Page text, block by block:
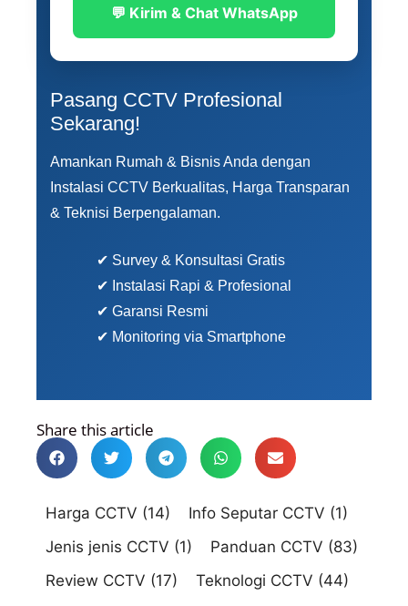
Pasang CCTV Profesional
Sekarang!
Amankan Rumah & Bisnis Anda dengan
Instalasi CCTV Berkualitas, Harga Transparan
& Teknisi Berpengalaman.
✔ Survey & Konsultasi Gratis
✔ Instalasi Rapi & Profesional
✔ Garansi Resmi
✔ Monitoring via Smartphone
💬 Kirim & Chat WhatsApp
Share this article
Harga CCTV (14) Info Seputar CCTV (1)
Jenis jenis CCTV (1) Panduan CCTV (83)
Review CCTV (17) Teknologi CCTV (44)